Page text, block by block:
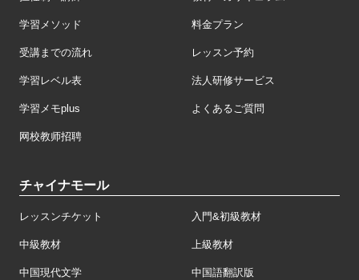
学習メソッド 料金プラン
受講までの流れ レッスン予約
学習レベル表 法人研修サービス
学習メモplus よくあるご質問
网校教师招聘
チャイナモール
レッスンチケット 入門&初級教材
中級教材 上級教材
中国現代文学 中国語翻訳版